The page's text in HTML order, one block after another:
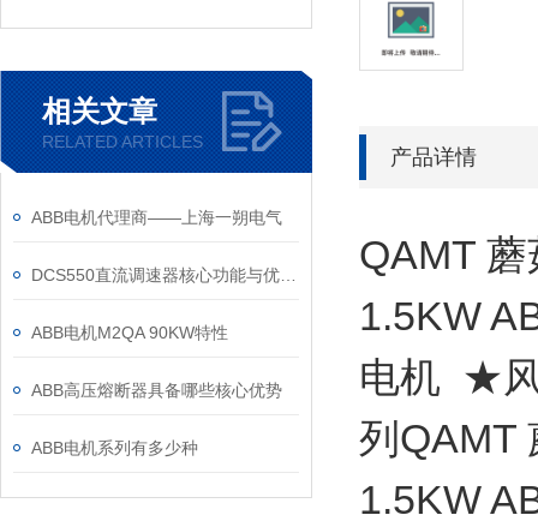
相关文章
RELATED ARTICLES
ABB电机代理商——上海一朔电气
ABB电机M2QA 90KW特性
ABB高压熔断器具备哪些核心优势
ABB电机系列有多少种
产品详情
QAMT
1.5KW
电机 ★风
列QAMT
1.5KW